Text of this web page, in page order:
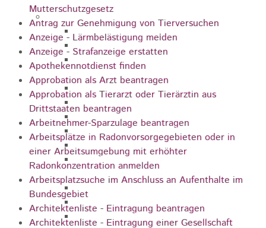
Pflegeangebote
Pflegeberatung
Runder Tisch Pflege
Ökumenische Sozialstation
Rosenstein
Villa Rosenstein
DRK Mehrgenerationenhaus
Pflegewohnhaus Haus Kielwein
Seniorenzentrum Heubach
VDK Ortsverband Heubach
Ökumenische Nachbarschaftshilfe
Heubach
Seniorenwohnanlage Haus Hohgarten
Bischof Sproll Haus
Mutterschutzgesetz
Antrag zur Genehmigung von Tierversuchen
Anzeige - Lärmbelästigung melden
Anzeige - Strafanzeige erstatten
Apothekennotdienst finden
Approbation als Arzt beantragen
Approbation als Tierarzt oder Tierärztin aus
Drittstaaten beantragen
Arbeitnehmer-Sparzulage beantragen
Arbeitsplätze in Radonvorsorgegebieten oder in
einer Arbeitsumgebung mit erhöhter
Radonkonzentration anmelden
Arbeitsplatzsuche im Anschluss an Aufenthalte im
Bundesgebiet
Architektenliste - Eintragung beantragen
Architektenliste - Eintragung einer Gesellschaft